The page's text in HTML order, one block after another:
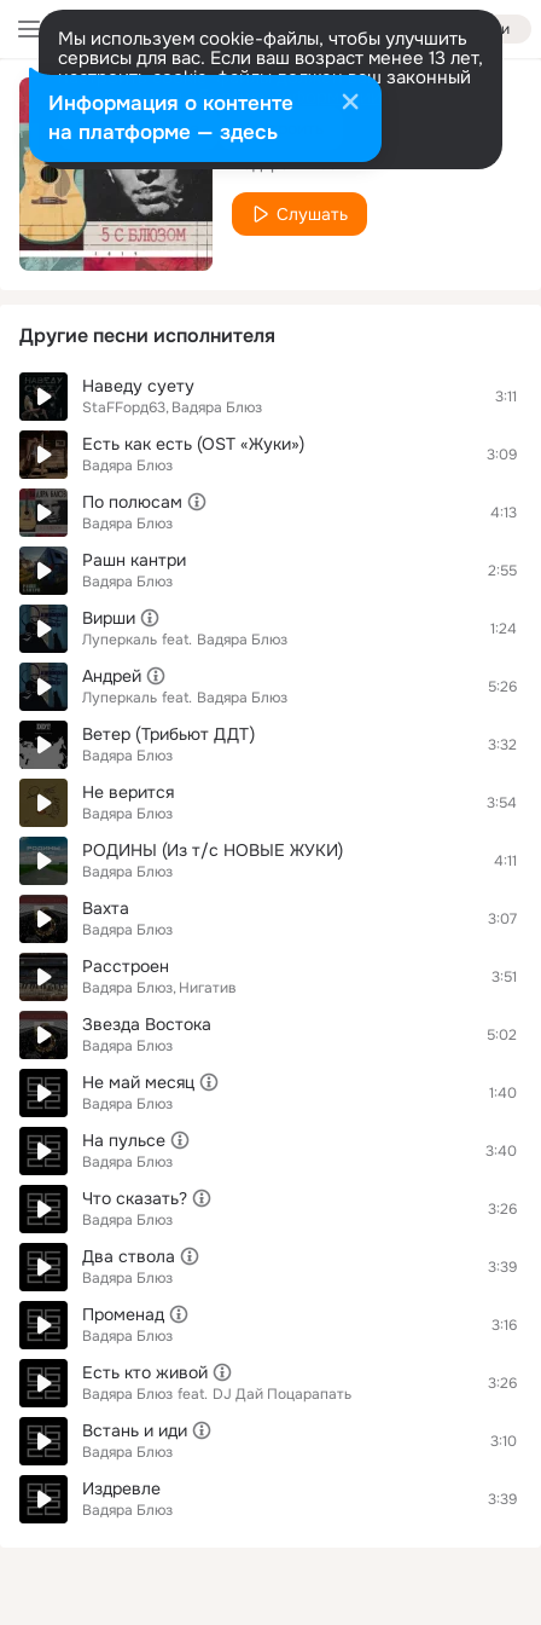
Войти
Мы используем cookie-файлы, чтобы улучшить
сервисы для вас. Если ваш возраст менее 13 лет,
настроить cookie-файлы должен ваш законный
представитель. Больше информации
Разрешить все Настроить
Омут
Вадяра Блюз
Слушать
Другие песни исполнителя
Наведу суету
StaFFорд63 Вадяра Блюз
3:11
Есть как есть (OST «Жуки»)
Вадяра Блюз
3:09
По полюсам
Вадяра Блюз
4:13
Рашн кантри
Вадяра Блюз
2:55
Вирши
Луперкаль feat. Вадяра Блюз
1:24
Андрей
Луперкаль feat. Вадяра Блюз
5:26
Ветер (Трибьют ДДТ)
Вадяра Блюз
3:32
Не верится
Вадяра Блюз
3:54
РОДИНЫ (Из т/с НОВЫЕ ЖУКИ)
Вадяра Блюз
4:11
Вахта
Вадяра Блюз
3:07
Расстроен
Вадяра Блюз Нигатив
3:51
Звезда Востока
Вадяра Блюз
5:02
Не май месяц
Вадяра Блюз
1:40
На пульсе
Вадяра Блюз
3:40
Что сказать?
Вадяра Блюз
3:26
Два ствола
Вадяра Блюз
3:39
Променад
Вадяра Блюз
3:16
Есть кто живой
Вадяра Блюз feat. DJ Дай Поцарапать
3:26
Встань и иди
Вадяра Блюз
3:10
Издревле
Вадяра Блюз
3:39
Информация о контенте
на платформе — здесь